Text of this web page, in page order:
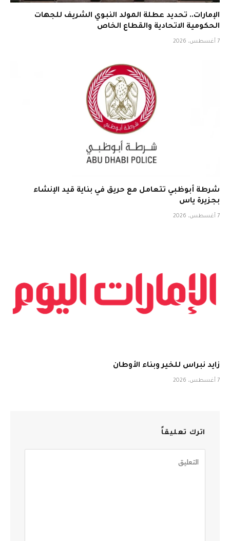
الإمارات.. تحديد عطلة المولد النبوي الشريف للجهات
الحكومية الاتحادية والقطاع الخاص
7 أغسطس، 2026
شرطة أبوظبي تتعامل مع حريق في بناية قيد الإنشاء
بجزيرة ياس
7 أغسطس، 2026
زايد نبراس للخير وبناء الأوطان
7 أغسطس، 2026
اترك تعليقاً